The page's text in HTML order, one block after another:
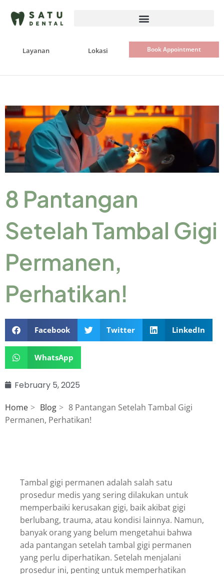
Layanan Lokasi Book Appointment
8 Pantangan
Setelah Tambal Gigi
Permanen,
Perhatikan!
Facebook Twitter LinkedIn
WhatsApp
February 5, 2025
Home Blog
8 Pantangan Setelah Tambal Gigi
Permanen, Perhatikan!
Tambal gigi permanen adalah salah satu
prosedur medis yang sering dilakukan untuk
memperbaiki kerusakan gigi, baik akibat gigi
berlubang, trauma, atau kondisi lainnya. Namun,
banyak orang yang belum mengetahui bahwa
ada pantangan setelah tambal gigi permanen
yang perlu diperhatikan. Setelah menjalani
prosedur ini, penting untuk memperhatikan